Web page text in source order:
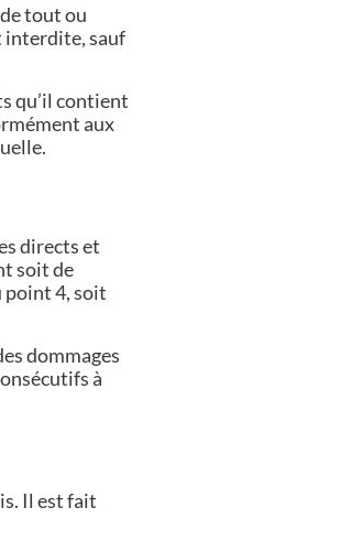
tout ou
interdite, sauf
qu’il contient
aux
directs et
soit de
point 4, soit
dommages
à
Il est fait